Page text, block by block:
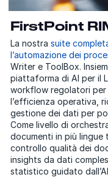
FirstPoint
La nostra suite
l’automazione dei
Writer e ToolBox.
piattaforma di AI per il
workflow regolatori per
l’efficienza operativa,
gestione dei dati per
Come livello di
documenti in più lingue
controllo qualità dei
insights da dati
statistico guidato